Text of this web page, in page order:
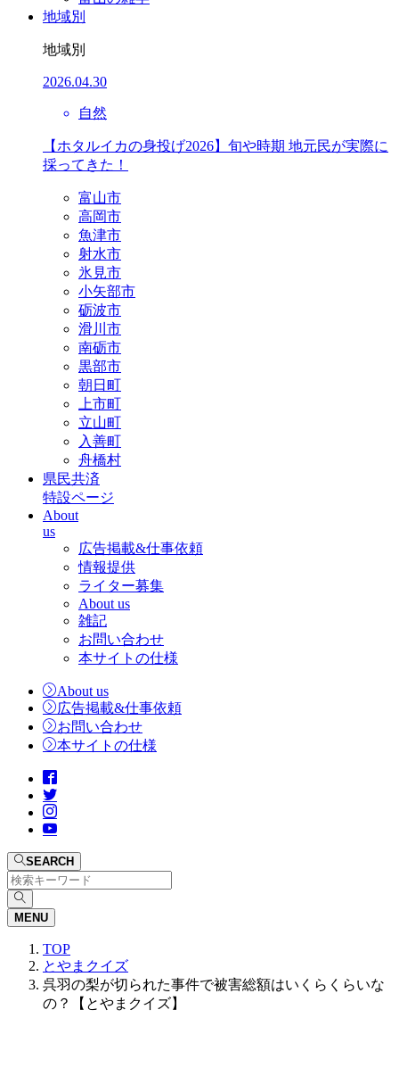
地域別
地域別
2026.04.30
自然
【ホタルイカの身投げ2026】旬や時期 地元民が実際に
採ってきた！
富山市
高岡市
魚津市
射水市
氷見市
小矢部市
砺波市
滑川市
南砺市
黒部市
朝日町
上市町
立山町
入善町
舟橋村
県民共済
特設ページ
About
us
広告掲載&仕事依頼
情報提供
ライター募集
About us
雑記
お問い合わせ
本サイトの仕様
About us
広告掲載&仕事依頼
お問い合わせ
本サイトの仕様
SEARCH
MENU
TOP
とやまクイズ
呉羽の梨が切られた事件で被害総額はいくらくらいな
の？【とやまクイズ】